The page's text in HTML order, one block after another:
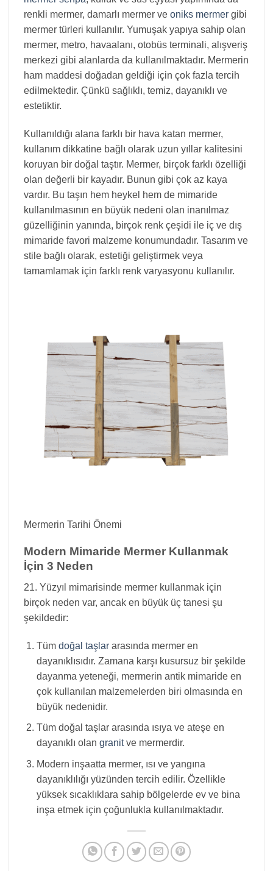
renkli mermer, damarlı mermer ve oniks mermer gibi
mermer türleri kullanılır. Yumuşak yapıya sahip olan
mermer, metro, havaalanı, otobüs terminali, alışveriş
merkezi gibi alanlarda da kullanılmaktadır. Mermerin
ham maddesi doğadan geldiği için çok fazla tercih
edilmektedir. Çünkü sağlıklı, temiz, dayanıklı ve
estetiktir.
Kullanıldığı alana farklı bir hava katan mermer,
kullanım dikkatine bağlı olarak uzun yıllar kalitesini
koruyan bir doğal taştır. Mermer, birçok farklı özelliği
olan değerli bir kayadır. Bunun gibi çok az kaya
vardır. Bu taşın hem heykel hem de mimaride
kullanılmasının en büyük nedeni olan inanılmaz
güzelliğinin yanında, birçok renk çeşidi ile iç ve dış
mimaride favori malzeme konumundadır. Tasarım ve
stile bağlı olarak, estetiği geliştirmek veya
tamamlamak için farklı renk varyasyonu kullanılır.
Mermerin Tarihi Önemi
Modern Mimaride Mermer Kullanmak
İçin 3 Neden
21. Yüzyıl mimarisinde mermer kullanmak için
birçok neden var, ancak en büyük üç tanesi şu
şekildedir:
Tüm doğal taşlararasında mermer en
dayanıklısıdır. Zamana karşı kusursuz bir şekilde
dayanma yeteneği, mermerin antik mimaride en
çok kullanılan malzemelerden biri olmasında en
büyük nedenidir.
Tüm doğal taşlar arasında ısıya ve ateşe en
dayanıklı olan granitve mermerdir.
Modern inşaatta mermer, ısı ve yangına
dayanıklılığı yüzünden tercih edilir. Özellikle
yüksek sıcaklıklara sahip bölgelerde ev ve bina
inşa etmek için çoğunlukla kullanılmaktadır.